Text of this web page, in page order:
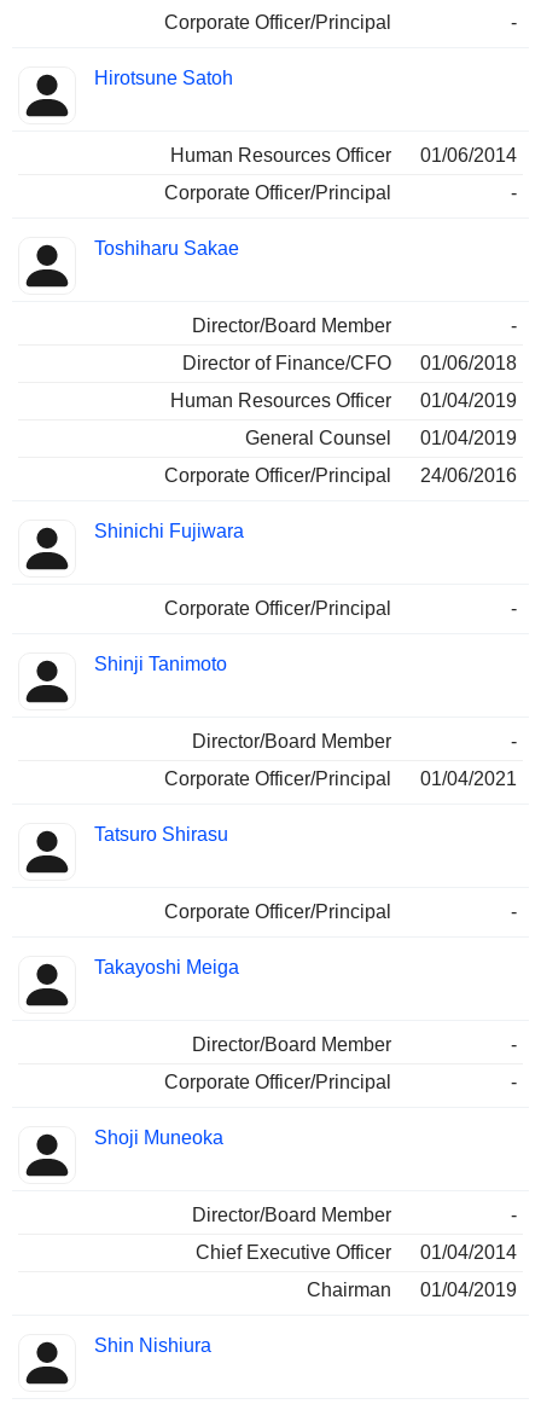
Corporate Officer/Principal -
Hirotsune Satoh
Human Resources Officer
01/06/2014
Corporate Officer/Principal
-
Toshiharu Sakae
Director/Board Member
-
Director of Finance/CFO
01/06/2018
Human Resources Officer
01/04/2019
General Counsel
01/04/2019
Corporate Officer/Principal
24/06/2016
Shinichi Fujiwara
Corporate Officer/Principal -
Shinji Tanimoto
Director/Board Member
-
Corporate Officer/Principal
01/04/2021
Tatsuro Shirasu
Corporate Officer/Principal -
Takayoshi Meiga
Director/Board Member
-
Corporate Officer/Principal
-
Shoji Muneoka
Director/Board Member
-
Chief Executive Officer
01/04/2014
Chairman
01/04/2019
Shin Nishiura